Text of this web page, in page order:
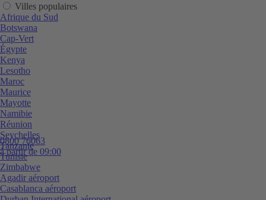
0800 76063
à partir de 09:00
Villes populaires
Afrique du Sud
Botswana
Cap-Vert
Égypte
Kenya
Lesotho
Maroc
Maurice
Mayotte
Namibie
Réunion
Seychelles
Tanzanie
Tunisie
Zimbabwe
Agadir aéroport
Casablanca aéroport